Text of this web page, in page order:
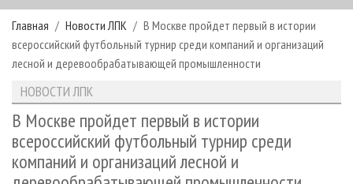
РУБРИКИ И ТЕМЫ
РУБРИКИ ЖУРНАЛА
ЛЕСНОЕ ХОЗЯЙСТВО
ЛЕСОЗАГОТОВКА
ЛЕСОПИЛЕНИЕ
ДЕРЕВООБРАБОТКА
СУШКА ДРЕВЕСИНЫ
НОВОСТИ
КАЛЕНДАРЬ СОБЫТИЙ
НОВОСТИ ЛПК
НОВОСТИ ЖУРНАЛА
НОВОСТИ КОМПАНИЙ
ПРОЕКТЫ ЛПИ
АНАЛИТИКА
ПРЕДПРИЯТИЯ ЛПК
ЛЕСНЫЕ РЕГИОНЫ РОССИИ
ПЕРСОНЫ
АРХИВ
АРХИВ ЖУРНАЛОВ
СТАТЬИ
О ЖУРНАЛЕ
ПОДПИСКА
КОНТАКТЫ
РЕКЛАМОДАТЕЛЯМ
РЕКЛАМА
Главная Новости ЛПК
В Москве пройдет первый в истории
всероссийский футбольный турнир среди компаний и организаций
лесной и деревообрабатывающей промышленности
НОВОСТИ ЛПК
В Москве пройдет первый в истории
всероссийский футбольный турнир среди
компаний и организаций лесной и